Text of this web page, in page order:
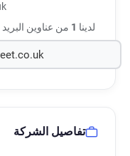
لدينا 1 من عناوين
تفاصيل الشركة